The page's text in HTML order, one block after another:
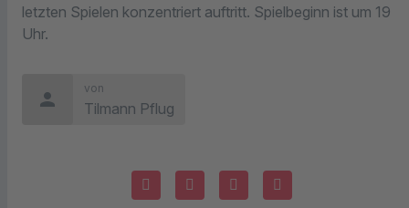
letzten Spielen konzentriert auftritt. Spielbeginn ist um 19
Uhr.
person
von
Tilmann Pflug